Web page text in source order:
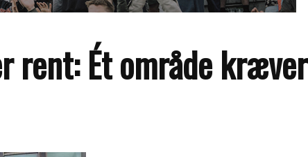
rent: Ét område kræver